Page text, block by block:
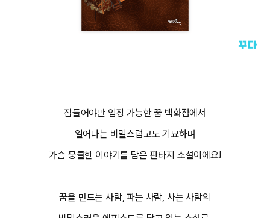
잠들어야만 입장 가능한 꿈 백화점에서
일어나는 비밀스럽고도 기묘하며
가슴 뭉클한 이야기를 담은 판타지 소설이에요!
꿈을 만드는 사람, 파는 사람, 사는 사람의